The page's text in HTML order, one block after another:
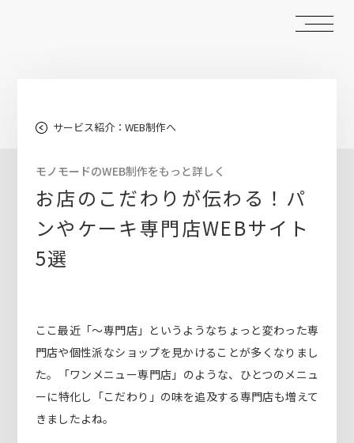
サービス紹介：WEB制作へ
モノモードのWEB制作をもっと詳しく
お店のこだわりが伝わる！パ
ンやケーキ専門店WEBサイト
5選
ここ最近「～専門店」というようなちょっと変わった専
門店や個性派なショップを見かけることが多くなりまし
た。「ワンメニュー専門店」のような、ひとつのメニュ
ーに特化し「こだわり」の味を追及する専門店も増えて
きましたよね。